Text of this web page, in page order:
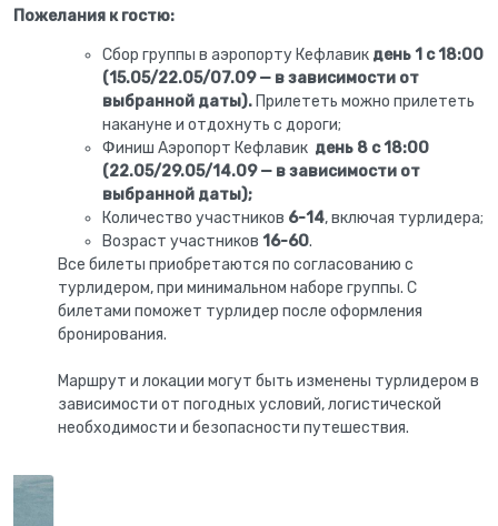
Пожелания к гостю:
Сбор группы в аэропорту Кефлавик день 1 с 18:00
(15.05/22.05/07.09 — в зависимости от
выбранной даты). Прилететь можно прилететь
накануне и отдохнуть с дороги;
Финиш Аэропорт Кефлавик день 8 с 18:00
(22.05/29.05/14.09 — в зависимости от
выбранной даты);
Количество участников 6-14, включая турлидера;
Возраст участников 16-60.
Все билеты приобретаются по согласованию с
турлидером, при минимальном наборе группы. С
билетами поможет турлидер после оформления
бронирования.
Маршрут и локации могут быть изменены турлидером в
зависимости от погодных условий, логистической
необходимости и безопасности путешествия.